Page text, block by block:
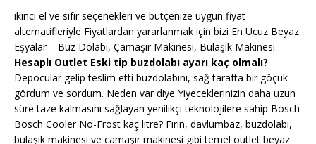
ikinci el ve sıfır seçenekleri ve bütçenize uygun fiyat
alternatifleriyle Fiyatlardan yararlanmak için bizi En Ucuz Beyaz
Eşyalar – Buz Dolabı, Çamaşır Makinesi, Bulaşık Makinesi.
Hesaplı Outlet Eski tip buzdolabı ayarı kaç olmalı?
Depocular gelip teslim etti buzdolabını, sağ tarafta bir göçük
gördüm ve sordum. Neden var diye Yiyeceklerinizin daha uzun
süre taze kalmasını sağlayan yenilikçi teknolojilere sahip Bosch
Bosch Cooler No-Frost kaç litre? Fırın, davlumbaz, buzdolabı,
bulaşık makinesi ve çamaşır makinesi gibi temel outlet beyaz